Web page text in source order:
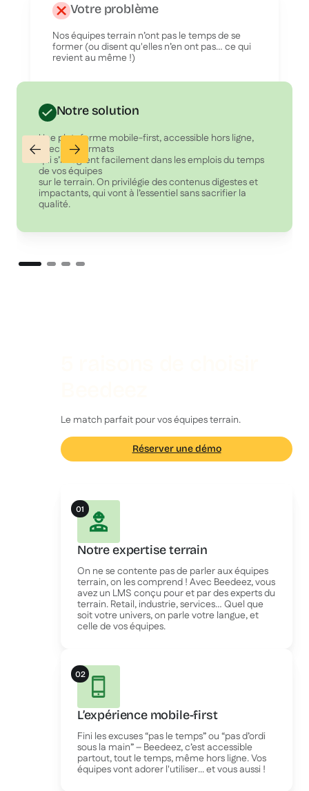
Votre problème
Nos équipes terrain n’ont pas le temps de se
former (ou disent qu'elles n’en ont pas… ce qui
revient au même !)
Notre solution
Une plateforme mobile-first, accessible hors ligne,
avec des formats
qui s’intègrent facilement dans les emplois du temps
de vos équipes
sur le terrain. On privilégie des contenus digestes et
impactants, qui vont à l’essentiel sans sacrifier la
qualité.
Le match parfait pour vos équipes terrain.
Réserver une démo
01
Notre expertise terrain
On ne se contente pas de parler aux équipes
terrain, on les comprend ! Avec Beedeez, vous
avez un LMS conçu pour et par des experts du
terrain. Retail, industrie, services… Quel que
soit votre univers, on parle votre langue, et
celle de vos équipes.
02
L’expérience mobile-first
Fini les excuses “pas le temps” ou “pas d’ordi
sous la main” – Beedeez, c’est accessible
partout, tout le temps, même hors ligne. Vos
équipes vont adorer l'utiliser... et vous aussi !